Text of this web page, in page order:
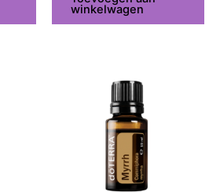
winkelwagen